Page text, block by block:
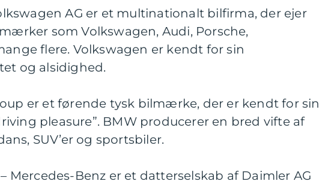
AG er et multinationalt bilfirma, der ejer
som Volkswagen, Audi, Porsche,
flere. Volkswagen er kendt for sin
og alsidighed.
er et førende tysk bilmærke, der er kendt for sin
pleasure”. BMW producerer en bred vifte af
SUV’er og sportsbiler.
Mercedes-Benz er et datterselskab af Daimler AG